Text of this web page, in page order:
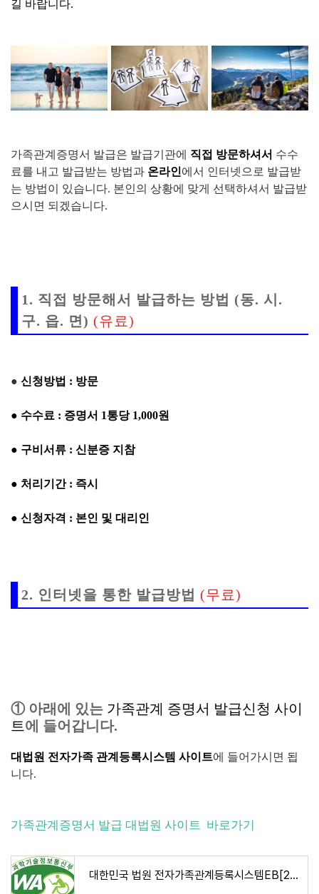
길 바랍니다.
가족관계증명서 발급은 발급기관에 직접 방문하셔서 수수
료를 내고 발급받는 방법과 온라인에서 인터넷으로 발급받
는 방법이 있습니다. 본인의 상황에 맞게 선택하셔서 발급받
으시면 되겠습니다.
1. 직접 방문해서 발급하는 방법 (동. 시.
구. 읍. 면) (유료)
● 신청방법 : 방문
● 수수료 : 증명서 1통당 1,000원
● 구비서류 : 신분증 지참
● 처리기간 : 즉시
● 신청자격 : 본인 및 대리인
2. 인터넷을 통한 발급방법 (무료)
① 아래에 있는 가족관계 증명서 발급신청 사이
트에 들어갑니다.
대법원 전자가족 관계등록시스템 사이트에 들어가시면 됩
니다.
가족관계증명서 발급 대법원 사이트 바로가기
대한민국 법원 전자가족관계등록시스템EB[2/4]